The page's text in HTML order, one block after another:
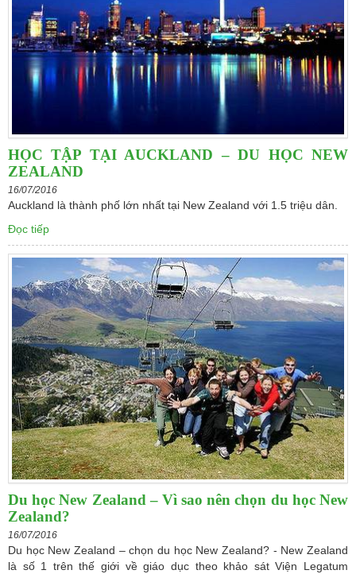
HỌC TẬP TẠI AUCKLAND – DU HỌC NEW
ZEALAND
16/07/2016
Auckland là thành phố lớn nhất tại New Zealand với 1.5 triệu dân.
Đọc tiếp
Du học New Zealand – Vì sao nên chọn du học New
Zealand?
16/07/2016
Du học New Zealand – chọn du học New Zealand? - New Zealand
là số 1 trên thế giới về giáo dục theo khảo sát Viện Legatum